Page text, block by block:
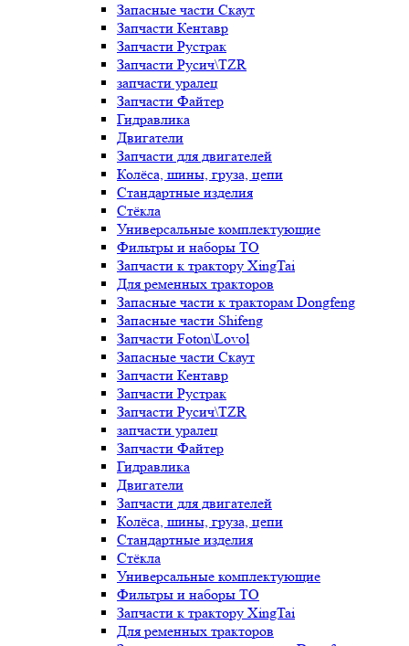
Запасные части Скаут
Запчасти Кентавр
Запчасти Рустрак
Запчасти Русич\TZR
запчасти уралец
Запчасти Файтер
Гидравлика
Двигатели
Запчасти для двигателей
Колёса, шины, груза, цепи
Стандартные изделия
Стёкла
Универсальные комплектующие
Фильтры и наборы ТО
Запчасти к трактору XingTai
Для ременных тракторов
Запасные части к тракторам Dongfeng
Запасные части Shifeng
Запчасти Foton\Lovol
Запасные части Скаут
Запчасти Кентавр
Запчасти Рустрак
Запчасти Русич\TZR
запчасти уралец
Запчасти Файтер
Гидравлика
Двигатели
Запчасти для двигателей
Колёса, шины, груза, цепи
Стандартные изделия
Стёкла
Универсальные комплектующие
Фильтры и наборы ТО
Запчасти к трактору XingTai
Для ременных тракторов